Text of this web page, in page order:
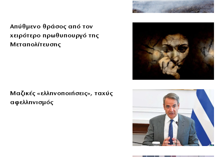
Απύθμενο θράσος από τον
χειρότερο πρωθυπουργό της
Μεταπολίτευσης
Μαζικές «ελληνοποιήσεις», ταχύς
αφελληνισμός